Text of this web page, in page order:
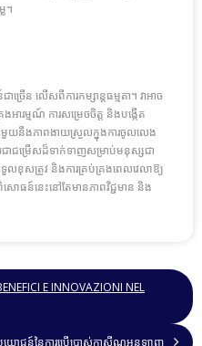
។
ើន លើសពីការកម្សាន្តធម្មតា។ វាអាច
ារម្មណ៍ ការសម្រេចចិត្ត និងបង្កើត
យនឹងភាពងាយស្រួលក្នុងការចូលលេង
ាជម្រើសដ៏ទាក់ទាញសម្រាប់មនុស្សជា
លខុសត្រូវ និងការគ្រប់គ្រងពេលវេលាឱ្យ
ធន៍នេះនៅតែមានភាពវិជ្ជមាន និង
E INNOVAZIONI NEL
រយោជន៍នៃការប្រើប្រាស់កាស៊ីណូអនឡាញ